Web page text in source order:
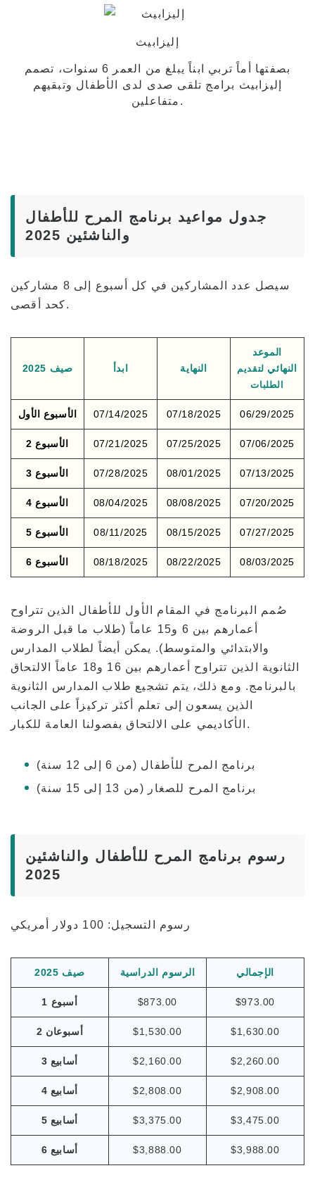
إليزابيث
بصفتها أماً تربي ابناً يبلغ من العمر 6 سنوات، تصمم
إليزابيث برامج تلقى صدى لدى الأطفال وتبقيهم
متفاعلين.
جدول مواعيد برنامج المرح للأطفال
والناشئين 2025
سيصل عدد المشاركين في كل أسبوع إلى 8 مشاركين
كحد أقصى.
صيف 2025 ابدأ النهاية
الموعد
النهائي لتقديم
الطلبات
الأسبوع الأول 07/14/2025 07/18/2025 06/29/2025
الأسبوع 2 07/21/2025 07/25/2025 07/06/2025
الأسبوع 3 07/28/2025 08/01/2025 07/13/2025
الأسبوع 4 08/04/2025 08/08/2025 07/20/2025
الأسبوع 5 08/11/2025 08/15/2025 07/27/2025
الأسبوع 6 08/18/2025 08/22/2025 08/03/2025
صُمم البرنامج في المقام الأول للأطفال الذين تتراوح
أعمارهم بين 6 و15 عاماً (طلاب ما قبل الروضة
والابتدائي والمتوسط). يمكن أيضاً لطلاب المدارس
الثانوية الذين تتراوح أعمارهم بين 16 و18 عاماً الالتحاق
بالبرنامج. ومع ذلك، يتم تشجيع طلاب المدارس الثانوية
الذين يسعون إلى تعلم أكثر تركيزاً على الجانب
الأكاديمي على الالتحاق بفصولنا العامة للكبار.
برنامج المرح للأطفال (من 6 إلى 12 سنة)
برنامج المرح للصغار (من 13 إلى 15 سنة)
رسوم برنامج المرح للأطفال والناشئين
2025
رسوم التسجيل: 100 دولار أمريكي
صيف 2025 الرسوم الدراسية الإجمالي
1 أسبوع $873.00 $973.00
2 أسبوعان $1,530.00 $1,630.00
3 أسابيع $2,160.00 $2,260.00
4 أسابيع $2,808.00 $2,908.00
5 أسابيع $3,375.00 $3,475.00
6 أسابيع $3,888.00 $3,988.00